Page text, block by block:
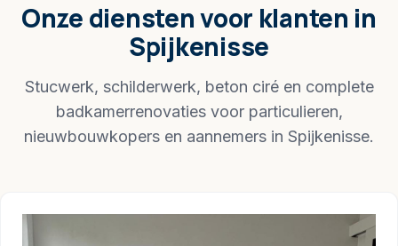
Onze diensten voor klanten in
Spijkenisse
Stucwerk, schilderwerk, beton ciré en complete
badkamerrenovaties voor particulieren,
nieuwbouwkopers en aannemers in Spijkenisse.